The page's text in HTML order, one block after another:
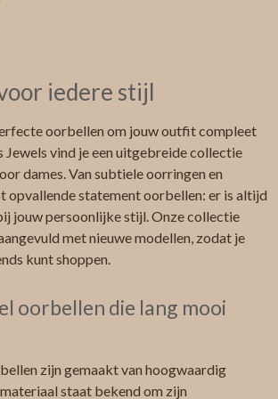
iedere stijl
oorbellen om jouw outfit compleet
Jewels vind je een uitgebreide collectie
dames. Van subtiele oorringen en
opvallende statement oorbellen: er is altijd
jouw persoonlijke stijl. Onze collectie
met nieuwe modellen, zodat je
kunt shoppen.
oorbellen die lang mooi
zijn gemaakt van hoogwaardig
staat bekend om zijn